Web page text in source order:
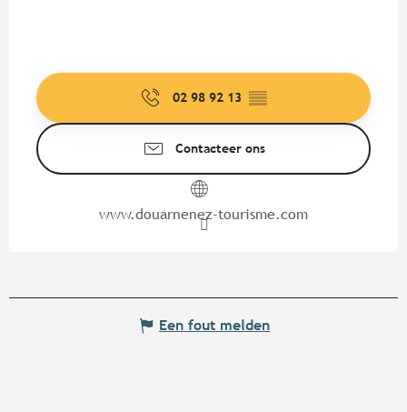
02 98 92 13 ▒▒
Contacteer ons
www.douarnenez-tourisme.com
Een fout melden